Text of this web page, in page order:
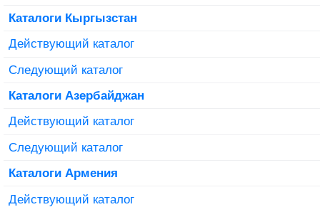
Каталоги Кыргызстан
Действующий каталог
Следующий каталог
Каталоги Азербайджан
Действующий каталог
Следующий каталог
Каталоги Армения
Действующий каталог